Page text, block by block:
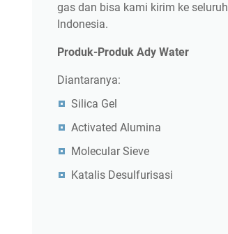
gas dan bisa kami kirim ke seluruh
Indonesia.
Produk-Produk Ady Water
Diantaranya:
Silica Gel
Activated Alumina
Molecular Sieve
Katalis Desulfurisasi